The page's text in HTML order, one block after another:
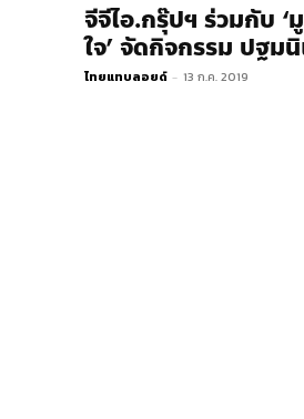
จีจีไอ.กรุ๊ปฯ​ ร่วมกับ ‘
ใจ’ จัดกิจกรรม ปฐม
ไทยแทบลอยด์ - 13 ก.ค. 2019